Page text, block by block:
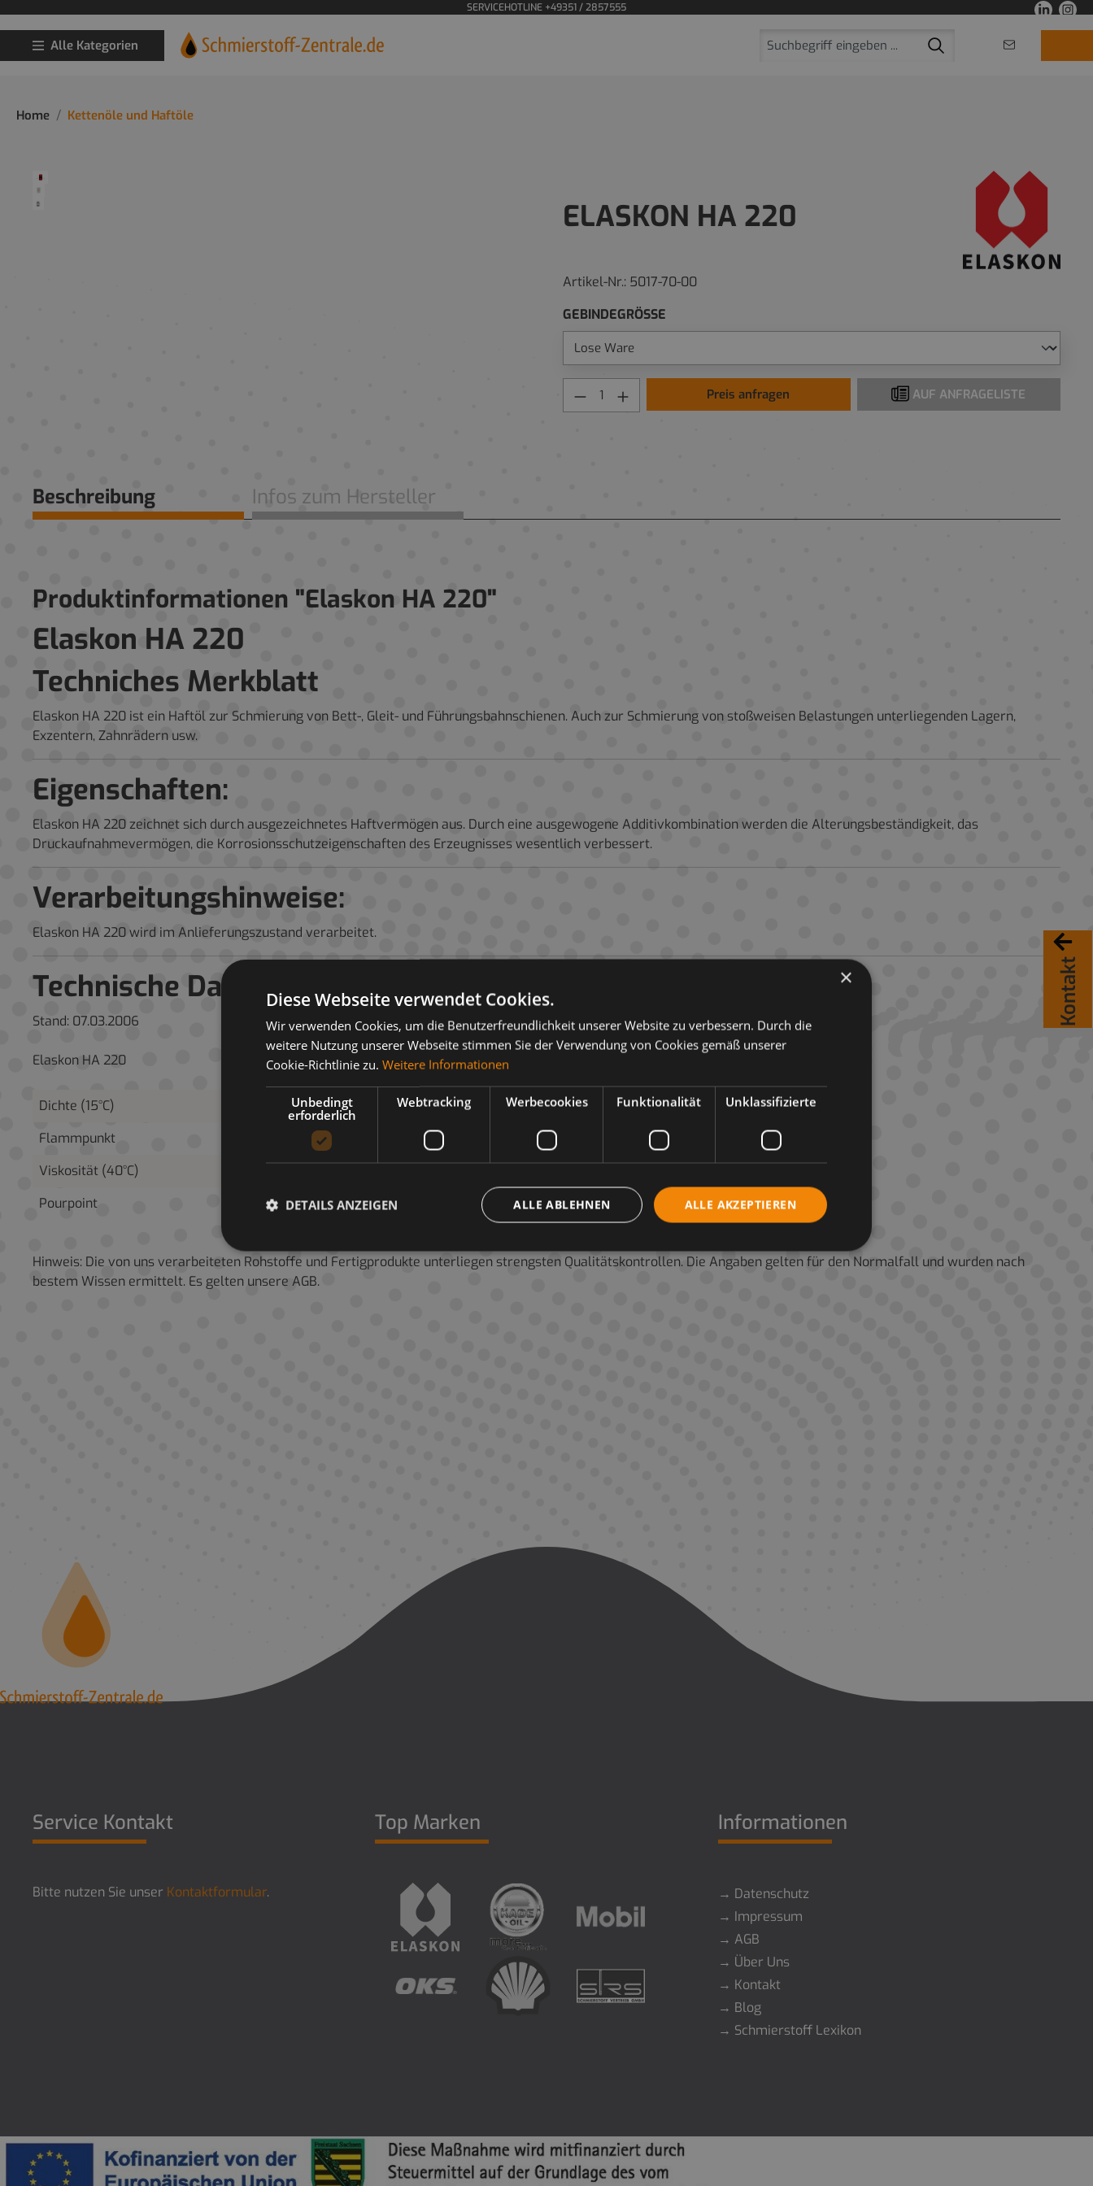
SERVICEHOTLINE +49351 / 2857555
Alle Kategorien
Kontakt
Home Kettenöle und Haftöle
ELASKON HA 220
Artikel-Nr.: 5017-70-00
GEBINDEGRÖSSE
Preis anfragen AUF ANFRAGELISTE
Beschreibung Infos zum Hersteller
Produktinformationen "Elaskon HA 220"
Elaskon HA 220
Techniches Merkblatt
Elaskon HA 220 ist ein Haftöl zur Schmierung von Bett-, Gleit- und Führungsbahnschienen. Auch zur Schmierung von stoßweisen Belastungen unterliegenden Lagern,
Exzentern, Zahnrädern usw.
Eigenschaften:
Elaskon HA 220 zeichnet sich durch ausgezeichnetes Haftvermögen aus. Durch eine ausgewogene Additivkombination werden die Alterungsbeständigkeit, das
Druckaufnahmevermögen, die Korrosionsschutzeigenschaften des Erzeugnisses wesentlich verbessert.
Verarbeitungshinweise:
Elaskon HA 220 wird im Anlieferungszustand verarbeitet.
Technische Daten
Stand: 07.03.2006
Elaskon HA 220
Dichte (15°C) DIN 51757 0,90 g/cm3
Flammpunkt DIN EN 22719
Viskosität (40°C)
2
Pourpoint
DIN ISO 3016 ca. -12 °C
Hinweis: Die von uns verarbeiteten Rohstoffe und Fertigprodukte unterliegen strengsten Qualitätskontrollen. Die Angaben gelten für den Normalfall und wurden nach
bestem Wissen ermittelt. Es gelten unsere AGB.
Service Kontakt
Bitte nutzen Sie unser Kontaktformular.
Top Marken Informationen
Datenschutz
Impressum
AGB
Über Uns
Kontakt
Blog
Schmierstoff Lexikon
×
Diese Webseite verwendet Cookies.
Wir verwenden Cookies, um die Benutzerfreundlichkeit unserer Website zu verbessern. Durch die
weitere Nutzung unserer Webseite stimmen Sie der Verwendung von Cookies gemäß unserer
Cookie-Richtlinie zu. Weitere Informationen
Unbedingt
erforderlich
Webtracking Werbecookies Funktionalität Unklassifizierte
ALLE AKZEPTIEREN
ALLE ABLEHNEN
DETAILS ANZEIGEN